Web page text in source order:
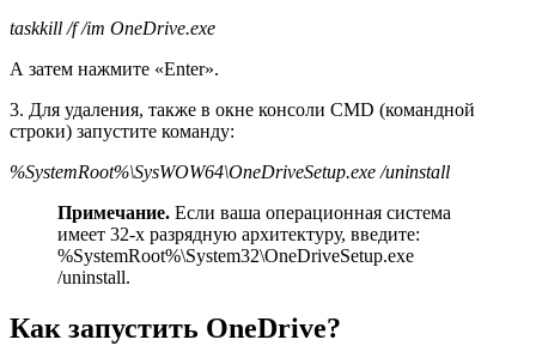
taskkill /f /im OneDrive.exe
А затем нажмите «Enter».
3. Для удаления, также в окне консоли CMD (командной
строки) запустите команду:
%SystemRoot%\SysWOW64\OneDriveSetup.exe /uninstall
Примечание. Если ваша операционная система
имеет 32-х разрядную архитектуру, введите:
%SystemRoot%\System32\OneDriveSetup.exe
/uninstall.
Как запустить OneDrive?